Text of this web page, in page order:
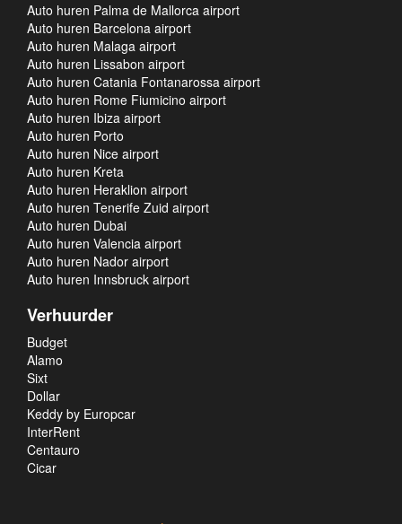
Auto huren Palma de Mallorca airport
Auto huren Barcelona airport
Auto huren Malaga airport
Auto huren Lissabon airport
Auto huren Catania Fontanarossa airport
Auto huren Rome Fiumicino airport
Auto huren Ibiza airport
Auto huren Porto
Auto huren Nice airport
Auto huren Kreta
Auto huren Heraklion airport
Auto huren Tenerife Zuid airport
Auto huren Dubai
Auto huren Valencia airport
Auto huren Nador airport
Auto huren Innsbruck airport
Verhuurder
Budget
Alamo
Sixt
Dollar
Keddy by Europcar
InterRent
Centauro
Cicar